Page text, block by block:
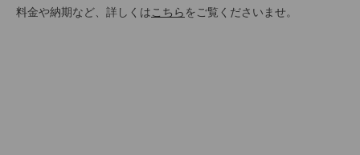
料金や納期など、詳しくはこちら をご覧くださいませ。